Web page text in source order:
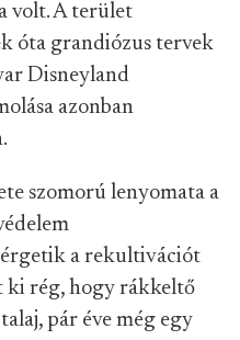
volt. A terület
óta grandiózus tervek
Disneyland
azonban
szomorú lenyomata a
a rekultivációt
ki rég, hogy rákkeltő
pár éve még egy